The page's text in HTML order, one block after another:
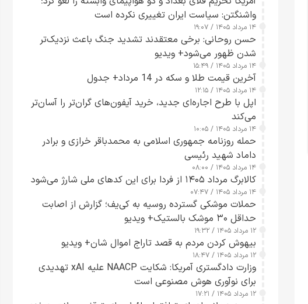
واشنگتن: سیاست ایران تغییری نکرده است
۱۴ مرداد ۱۴۰۵ / ۱۹:۰۷
حسن روحانی: برخی معتقدند تشدید جنگ باعث نزدیک‌تر
شدن ظهور می‌شود+ ویدیو
۱۴ مرداد ۱۴۰۵ / ۱۵:۴۹
آخرین قیمت طلا و سکه در 14 مرداد+ جدول
۱۴ مرداد ۱۴۰۵ / ۱۲:۱۵
اپل با طرح اجاره‌ای جدید، خرید آیفون‌های گران‌تر را آسان‌تر
می‌کند
۱۴ مرداد ۱۴۰۵ / ۱۰:۰۵
حمله روزنامه جمهوری اسلامی به محمدباقر خرازی و برادر
داماد شهید رئیسی
۱۴ مرداد ۱۴۰۵ / ۰۸:۰۰
کالابرگ مرداد ۱۴۰۵ از فردا برای این کدهای ملی شارژ می‌شود
۱۴ مرداد ۱۴۰۵ / ۰۷:۴۷
حملات موشکی گسترده روسیه به کی‌یف؛ گزارش از اصابت
حداقل ۳۰ موشک بالستیک+ ویدیو
۱۲ مرداد ۱۴۰۵ / ۱۹:۳۲
بیهوش کردن مردم به قصد تاراج اموال شان+ ویدیو
۱۲ مرداد ۱۴۰۵ / ۱۸:۴۷
وزارت دادگستری آمریکا: شکایت NAACP علیه xAI تهدیدی
برای نوآوری هوش مصنوعی است
۱۲ مرداد ۱۴۰۵ / ۱۷:۲۱